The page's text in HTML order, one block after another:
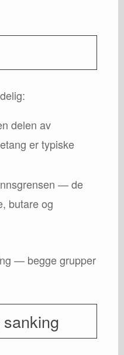
delen av
er typiske
— de
butare og
— begge grupper